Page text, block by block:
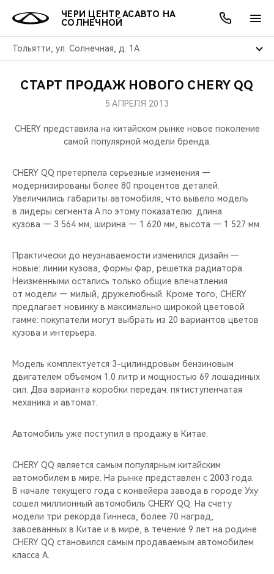
ЧЕРИ ЦЕНТР АСАВТО НА
СОЛНЕЧНОЙ
Тольятти, ул. Солнечная, д. 1А
МОДЕЛИ
СЕДАНЫ
ПОКУПАТЕЛЯМ
ВЛАДЕЛЬЦАМ
ПОДДЕРЖКА
CHERY CONNECT
МИР CHERY
CHERY В СОЦСЕТЯХ
ЛЮДИ CHERY
CHERY REMOTE
CHERY И СПОРТ
НАШИ МЕРОПРИЯТИЯ
ВИДЕООБЗОРЫ
CHERY ДЛЯ ДЕТЕЙ
АКЦИИ
ОНЛАЙН СЕРВИСЫ
О КОМПАНИИ
СТАРТ ПРОДАЖ НОВОГО CHERY QQ
5 АПРЕЛЯ 2013
CHERY представила на китайском рынке новое поколение
самой популярной модели бренда.
CHERY QQ претерпела серьезные изменения —
модернизированы более 80 процентов деталей.
Увеличились габариты автомобиля, что вывело модель
в лидеры сегмента А по этому показателю: длина
кузова — 3 564 мм, ширина — 1 620 мм, высота — 1 527 мм.
Практически до неузнаваемости изменился дизайн —
новые: линии кузова, формы фар, решетка радиатора.
Неизменными остались только общие впечатления
от модели — милый, дружелюбный. Кроме того, CHERY
предлагает новинку в максимально широкой цветовой
гамме: покупатели могут выбрать из 20 вариантов цветов
кузова и интерьера.
Модель комплектуется 3-цилиндровым бензиновым
двигателем объемом 1.0 литр и мощностью 69 лошадиных
сил. Два варианта коробки передач: пятиступенчатая
механика и автомат.
Автомобиль уже поступил в продажу в Китае.
CHERY QQ является самым популярным китайским
автомобилем в мире. На рынке представлен с 2003 года.
В начале текущего года с конвейера завода в городе Уху
сошел миллионный автомобиль CHERY QQ. На счету
модели три рекорда Гиннеса, более 70 наград,
завоеванных в Китае и в мире, в течение 9 лет на родине
CHERY QQ становился самым продаваемым автомобилем
класса А.